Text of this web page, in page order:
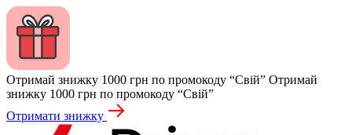
Отримай знижку 1000 грн по промокоду “Свій” Отримай
знижку 1000 грн по промокоду “Свій”
Отримати знижку